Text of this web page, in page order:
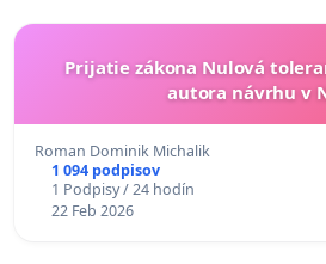
Prijatie zákona Nulová
autora návrhu v
Roman Dominik Michalik
1 094 podpisov
1 Podpisy / 24 hodín
22 Feb 2026